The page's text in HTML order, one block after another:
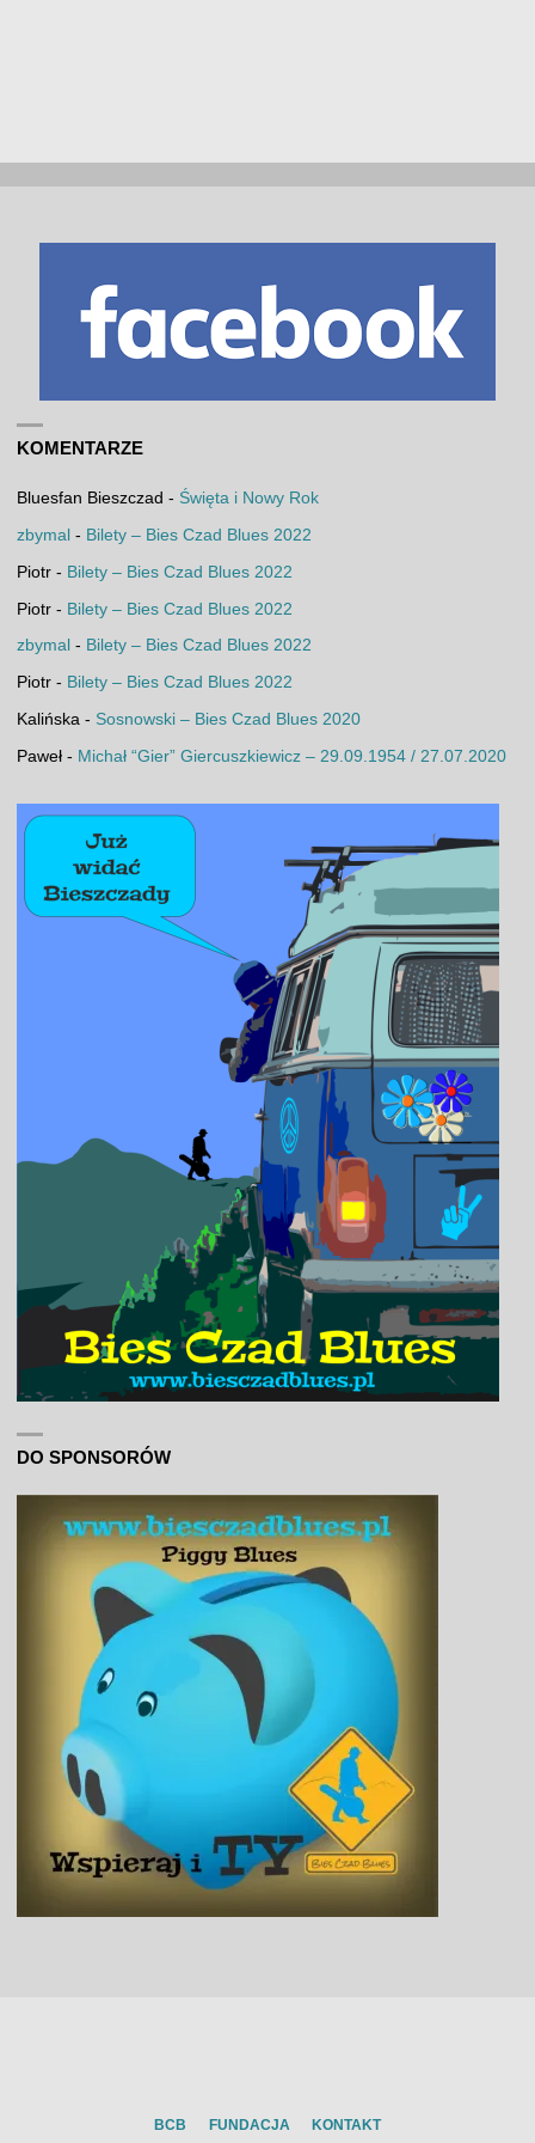
KOMENTARZE
Bluesfan Bieszczad - Święta i Nowy Rok
zbymal - Bilety – Bies Czad Blues 2022
Piotr- Bilety – Bies Czad Blues 2022
Piotr- Bilety – Bies Czad Blues 2022
zbymal - Bilety – Bies Czad Blues 2022
Piotr- Bilety – Bies Czad Blues 2022
Kalińska - Sosnowski – Bies Czad Blues 2020
Paweł- Michał “Gier” Giercuszkiewicz – 29.09.1954 / 27.07.2020
DO SPONSORÓW
BCB FUNDACJA KONTAKT